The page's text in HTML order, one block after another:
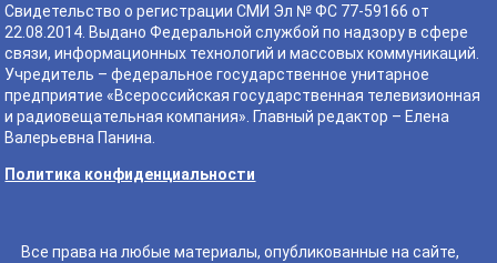
Свидетельство о регистрации СМИ Эл № ФС 77-59166 от
22.08.2014. Выдано Федеральной службой по надзору в сфере
связи, информационных технологий и массовых коммуникаций.
Учредитель – федеральное государственное унитарное
предприятие «Всероссийская государственная телевизионная
и радиовещательная компания». Главный редактор – Елена
Валерьевна Панина.
Политика конфиденциальности
Все права на любые материалы, опубликованные на сайте,